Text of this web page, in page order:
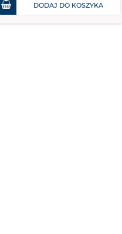
DODAJ DO KOSZYKA